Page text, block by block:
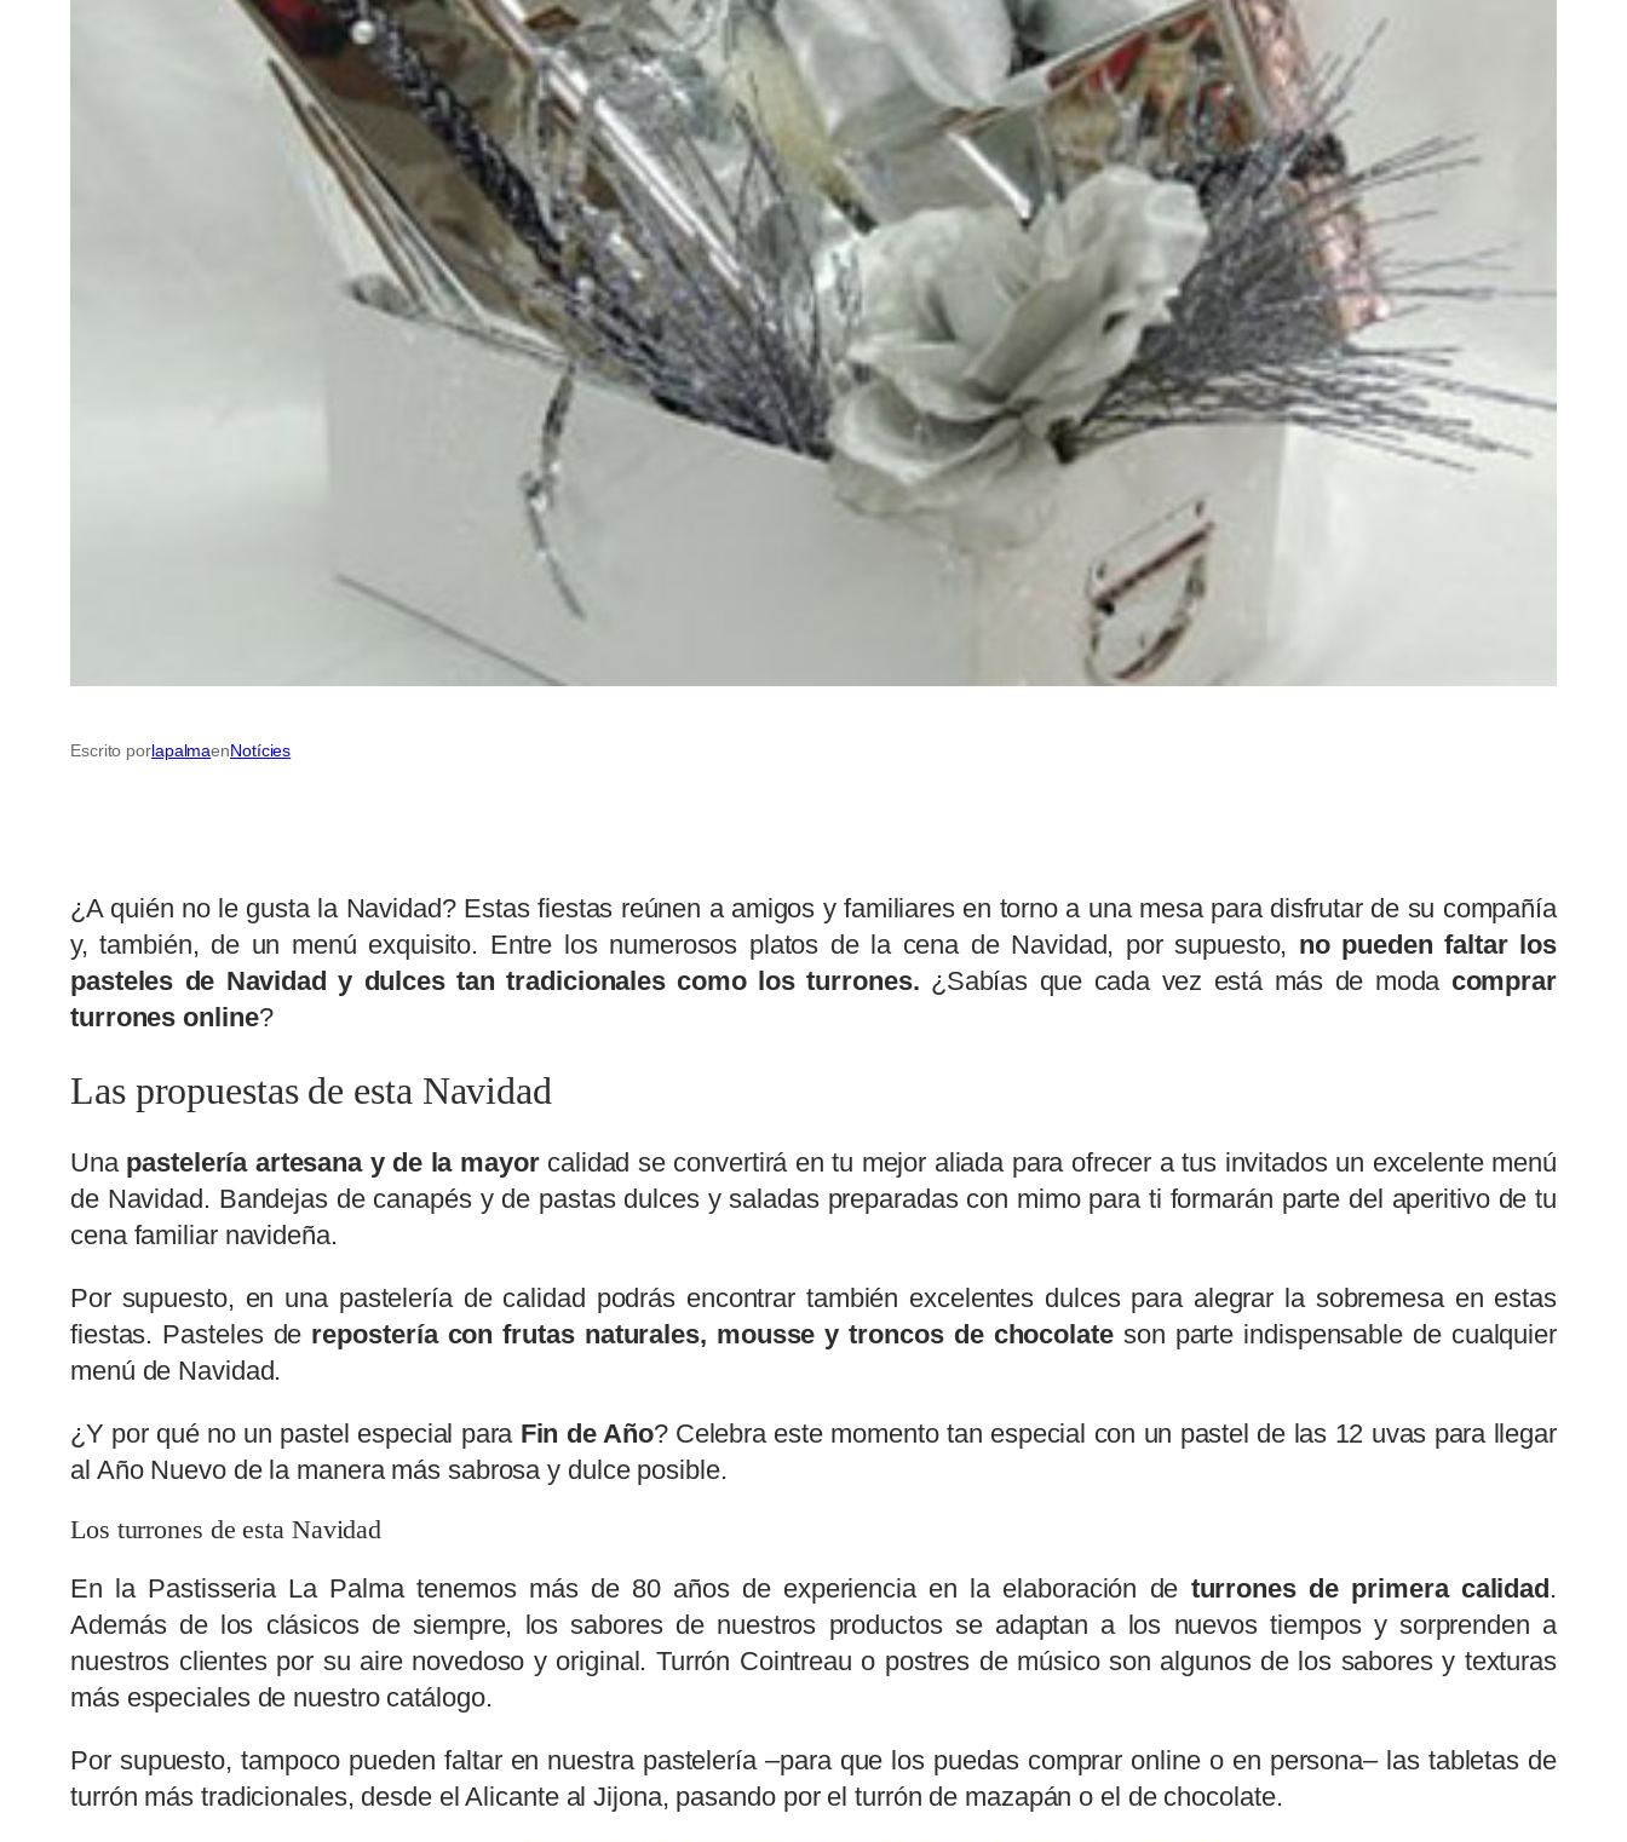
Escrito porlapalmaenNotícies
¿A quién no le gusta la Navidad? Estas fiestas reúnen a amigos y familiares en torno a una mesa para disfrutar de su compañía
y, también, de un menú exquisito. Entre los numerosos platos de la cena de Navidad, por supuesto, no pueden faltar los
pasteles de Navidad y dulces tan tradicionales como los turrones. ¿Sabías que cada vez está más de moda comprar
turrones online?
Las propuestas de esta Navidad
Una pastelería artesana y de la mayor calidad se convertirá en tu mejor aliada para ofrecer a tus invitados un excelente menú
de Navidad. Bandejas de canapés y de pastas dulces y saladas preparadas con mimo para ti formarán parte del aperitivo de tu
cena familiar navideña.
Por supuesto, en una pastelería de calidad podrás encontrar también excelentes dulces para alegrar la sobremesa en estas
fiestas. Pasteles de repostería con frutas naturales, mousse y troncos de chocolate son parte indispensable de cualquier
menú de Navidad.
¿Y por qué no un pastel especial para Fin de Año? Celebra este momento tan especial con un pastel de las 12 uvas para llegar
al Año Nuevo de la manera más sabrosa y dulce posible.
Los turrones de esta Navidad
En la Pastisseria La Palma tenemos más de 80 años de experiencia en la elaboración de turrones de primera calidad.
Además de los clásicos de siempre, los sabores de nuestros productos se adaptan a los nuevos tiempos y sorprenden a
nuestros clientes por su aire novedoso y original. Turrón Cointreau o postres de músico son algunos de los sabores y texturas
más especiales de nuestro catálogo.
Por supuesto, tampoco pueden faltar en nuestra pastelería –para que los puedas comprar online o en persona– las tabletas de
turrón más tradicionales, desde el Alicante al Jijona, pasando por el turrón de mazapán o el de chocolate.